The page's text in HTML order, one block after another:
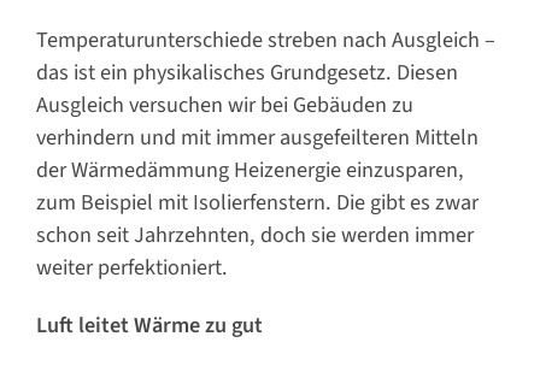
Temperaturunterschiede streben nach Ausgleich –
das ist ein physikalisches Grundgesetz. Diesen
Ausgleich versuchen wir bei Gebäuden zu
verhindern und mit immer ausgefeilteren Mitteln
der Wärmedämmung Heizenergie einzusparen,
zum Beispiel mit Isolierfenstern. Die gibt es zwar
schon seit Jahrzehnten, doch sie werden immer
weiter perfektioniert.
Luft leitet Wärme zu gut